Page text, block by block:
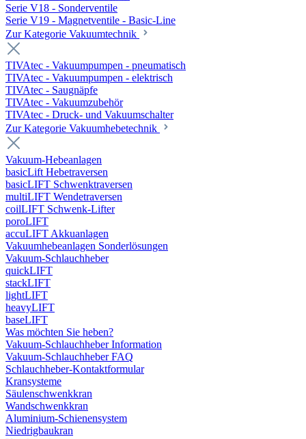
Serie V18 - Sonderventile
Serie V19 - Magnetventile - Basic-Line
Zur Kategorie Vakuumtechnik
TIVAtec - Vakuumpumpen - pneumatisch
TIVAtec - Vakuumpumpen - elektrisch
TIVAtec - Saugnäpfe
TIVAtec - Vakuumzubehör
TIVAtec - Druck- und Vakuumschalter
Zur Kategorie Vakuumhebetechnik
Vakuum-Hebeanlagen
basicLift Hebetraversen
basicLIFT Schwenktraversen
multiLIFT Wendetraversen
coilLIFT Schwenk-Lifter
poroLIFT
accuLIFT Akkuanlagen
Vakuumhebeanlagen Sonderlösungen
Vakuum-Schlauchheber
quickLIFT
stackLIFT
lightLIFT
heavyLIFT
baseLIFT
Was möchten Sie heben?
Vakuum-Schlauchheber Information
Vakuum-Schlauchheber FAQ
Schlauchheber-Kontaktformular
Kransysteme
Säulenschwenkkran
Wandschwenkkran
Aluminium-Schienensystem
Niedrigbaukran